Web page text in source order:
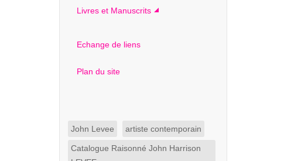
Livres et Manuscrits
Echange de liens
Plan du site
John Levee artiste contemporain
Catalogue Raisonné John Harrison